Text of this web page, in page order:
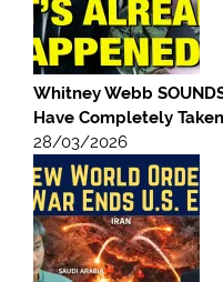
Whitney Webb
Have Completely
28/03/2026